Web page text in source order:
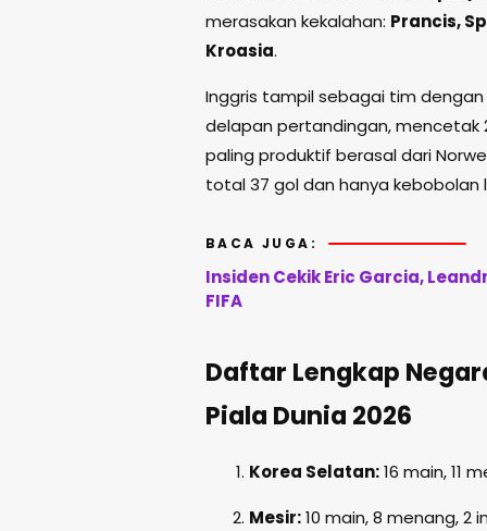
merasakan kekalahan: Prancis,
Kroasia.
Inggris tampil sebagai tim
delapan pertandingan, mencetak
paling produktif berasal dari
total 37 gol dan hanya kebobolan
BACA JUGA:
Insiden Cekik Eric Garcia,
FIFA
Daftar Lengkap
Piala Dunia 2026
Korea Selatan:16 main, 11
Mesir:10 main, 8 menang, 2